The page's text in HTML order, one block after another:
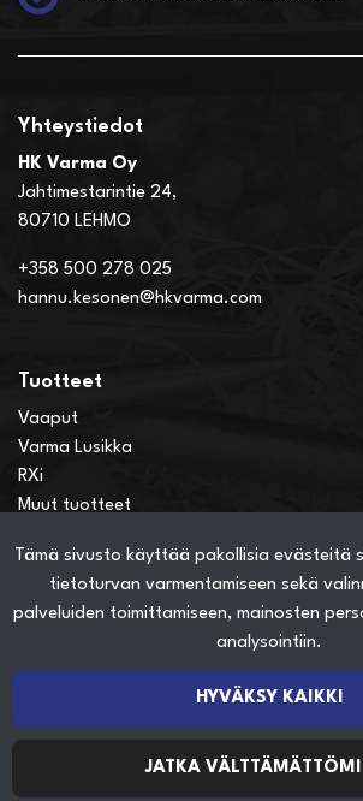
Tämä sivusto käyttää pakollisia evästeitä
tietoturvan varmentamiseen sekä
palveluiden toimittamiseen, mainosten
analysointiin.
HYVÄKSY KAIKKI
JATKA
Yhteystiedot
HK Varma Oy
Jahtimestarintie 24,
80710 LEHMO
+358 500 278 025
hannu.kesonen@hkvarma.com
Tuotteet
Vaaput
Varma Lusikka
RXi
Muut tuotteet
Verkkokauppainfo
Näin teet ostoksia verkkokaupassa
Tietosuojaseloste